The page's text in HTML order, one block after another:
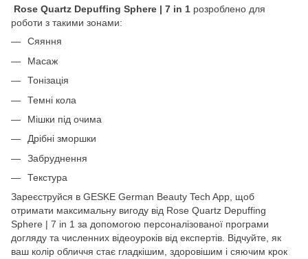
Rose Quartz Depuffing Sphere | 7 in 1 розроблено для
роботи з такими зонами:
Сяяння
Масаж
Тонізація
Темні кола
Мішки під очима
Дрібні зморшки
Забруднення
Текстура
Зареєструйся в GESKE German Beauty Tech App, щоб
отримати максимальну вигоду від Rose Quartz Depuffing
Sphere | 7 in 1 за допомогою персоналізованої програми
догляду та численних відеоуроків від експертів. Відчуйте, як
ваш колір обличчя стає гладкішим, здоровішим і сяючим крок